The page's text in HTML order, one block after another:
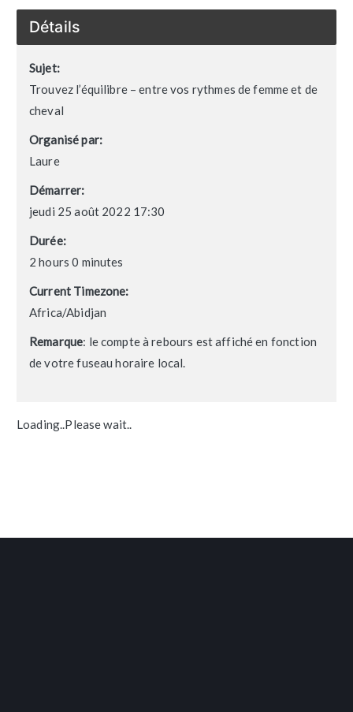
Détails
Sujet:
Trouvez l’équilibre – entre vos rythmes de femme et de
cheval
Organisé par:
Laure
Démarrer:
jeudi 25 août 2022 17:30
Durée:
2 hours 0 minutes
Current Timezone:
Africa/Abidjan
Remarque: le compte à rebours est affiché en fonction
de votre fuseau horaire local.
Loading..Please wait..